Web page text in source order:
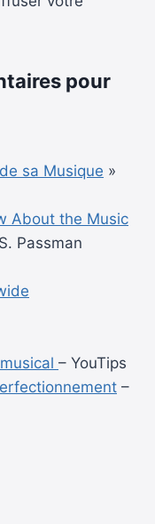
pour
sa Musique »
About the Music
Passman
– YouTips
–